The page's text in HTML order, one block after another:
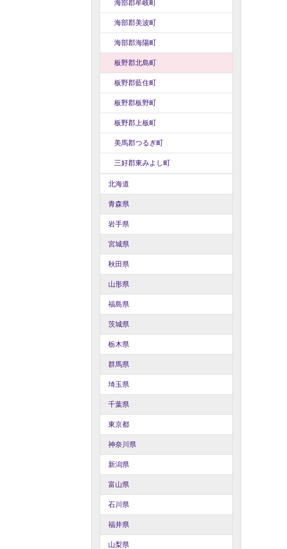
海部郡牟岐町
海部郡美波町
海部郡海陽町
板野郡北島町
板野郡藍住町
板野郡板野町
板野郡上板町
美馬郡つるぎ町
三好郡東みよし町
北海道
青森県
岩手県
宮城県
秋田県
山形県
福島県
茨城県
栃木県
群馬県
埼玉県
千葉県
東京都
神奈川県
新潟県
富山県
石川県
福井県
山梨県